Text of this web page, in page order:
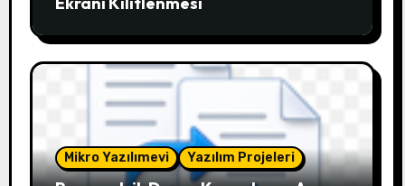
Mikro Yazılımevi Yazılım Projeleri